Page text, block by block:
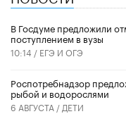
В Госдуме предложили
поступлением в вузы
10:14 / ЕГЭ И ОГЭ
Роспотребнадзор
рыбой и водорослями
6 АВГУСТА / ДЕТИ